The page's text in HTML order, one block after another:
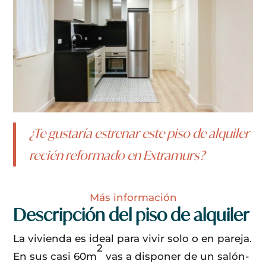
¿Te gustaría estrenar este piso de alquiler
recién reformado en Extramurs?
Más información
Descripción del piso de alquiler
La vivienda es ideal para vivir solo o en pareja.
En sus casi 60m
2
vas a disponer de un salón-